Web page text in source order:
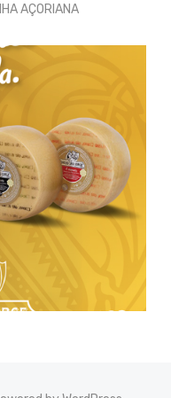
AÇORIANA